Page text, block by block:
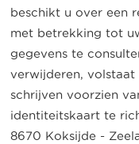
beschikt u over een
met betrekking tot
gegevens te
verwijderen,
schrijven voorzien
identiteitskaart te
8670 Koksijde -